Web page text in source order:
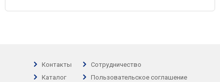
Контакты
Каталог
Сотрудничество
Пользовательское соглашение